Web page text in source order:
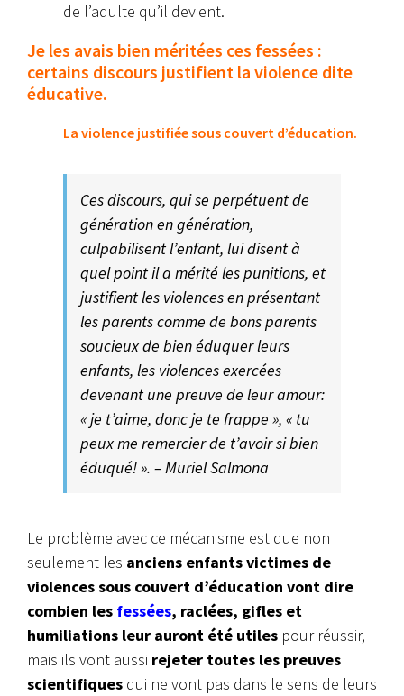
de l’adulte qu’il devient.
Je les avais bien méritées ces fessées :
certains discours justifient la violence dite
éducative.
La violence justifiée sous couvert d’éducation.
Ces discours, qui se perpétuent de
génération en génération,
culpabilisent l’enfant, lui disent à
quel point il a mérité les punitions, et
justifient les violences en présentant
les parents comme de bons parents
soucieux de bien éduquer leurs
enfants, les violences exercées
devenant une preuve de leur amour:
« je t’aime, donc je te frappe », « tu
peux me remercier de t’avoir si bien
éduqué! ». – Muriel Salmona
Le problème avec ce mécanisme est que non
seulement les anciens enfants victimes de
violences sous couvert d’éducation vont dire
combien les fessées, raclées, gifles et
humiliations leur auront été utiles pour réussir,
mais ils vont aussi rejeter toutes les preuves
scientifiques qui ne vont pas dans le sens de leurs